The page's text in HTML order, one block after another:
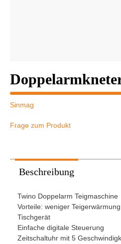
Sinmag
Frage zum Produkt
Beschreibung
Twino Doppelarm Teigmaschine
Vorteile: weniger
Tischgerät
Einfache digitale Steuerung
Zeitschaltuhr mit 5